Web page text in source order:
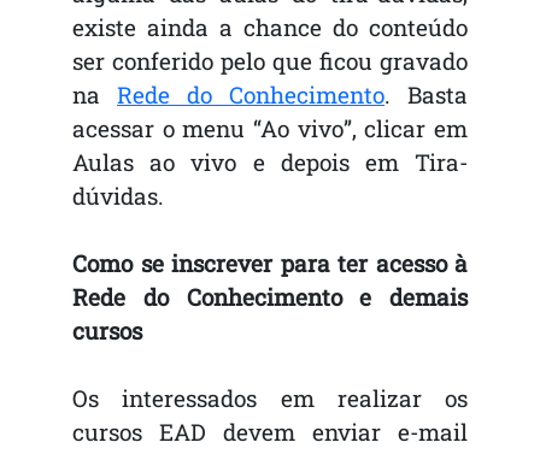
existe ainda a chance do conteúdo
ser conferido pelo que ficou gravado
na Rede do Conhecimento. Basta
acessar o menu “Ao vivo”, clicar em
Aulas ao vivo e depois em Tira-
dúvidas.
Como se inscrever para ter acesso à
Rede do Conhecimento e demais
cursos
Os interessados em realizar os
cursos EAD devem enviar e-mail